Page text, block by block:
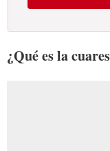
¿Qué es la